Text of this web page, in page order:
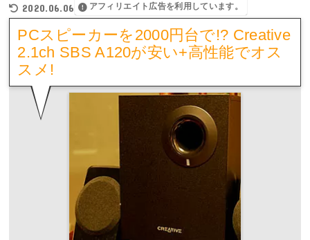
2020.06.06 アフィリエイト広告を利用しています。
PCスピーカーを2000円台で!? Creative
2.1ch SBS A120が安い+高性能でオス
スメ!